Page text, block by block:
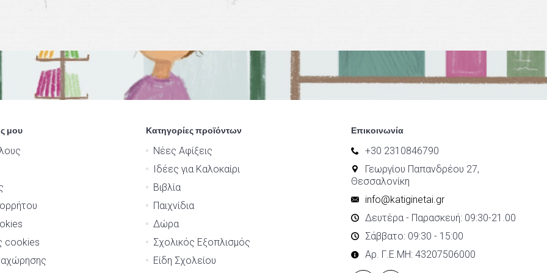
μου
cookies
Κατηγορίες προϊόντων
Νέες Αφίξεις
Ιδέες για Καλοκαίρι
Βιβλία
Παιχνίδια
Δώρα
Σχολικός Εξοπλισμός
Είδη Σχολείου
Επικοινωνία
+30 2310846790
Γεωργίου Παπανδρέου 27,
Θεσσαλονίκη
info@katiginetai.gr
Δευτέρα - Παρασκευή: 09:30-21.00
Σάββατο: 09:30 - 15:00
Αρ. Γ.Ε.ΜΗ: 43207506000